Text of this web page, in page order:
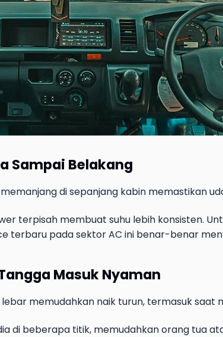
Sampai Belakang
di sepanjang kabin memastikan
terpisah membuat suhu lebih konsisten.
terbaru pada sektor AC ini benar-benar
Masuk Nyaman
memudahkan naik turun, termasuk saat
di beberapa titik, memudahkan orang tua